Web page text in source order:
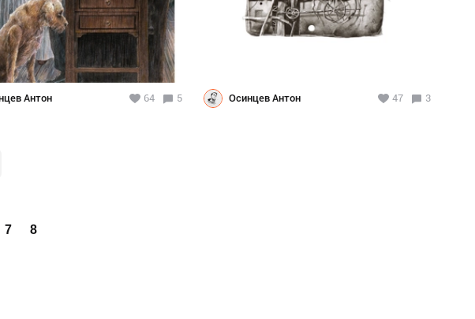
Антон 64 5 Осинцев Антон 47 3
7 8